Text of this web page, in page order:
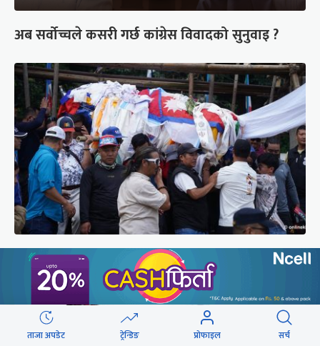
अब सर्वोच्चले कसरी गर्छ कांग्रेस विवादको सुनुवाइ ?
पर्वतारोही पुरबहादुर गुरुङको अन्त्येष्टि (तस्वीरहरू)
ताजा अपडेट ट्रेन्डिङ प्रोफाइल सर्च